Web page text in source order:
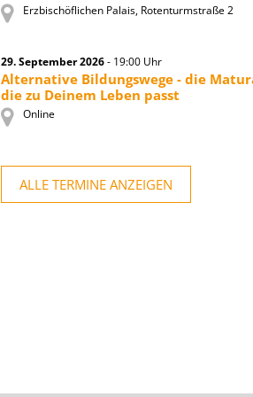
Erzbischöflichen Palais, Rotenturmstraße 2
29. September 2026- 19:00 Uhr
Alternative Bildungswege - die
die zu Deinem Leben passt
Online
ALLE TERMINE ANZEIGEN